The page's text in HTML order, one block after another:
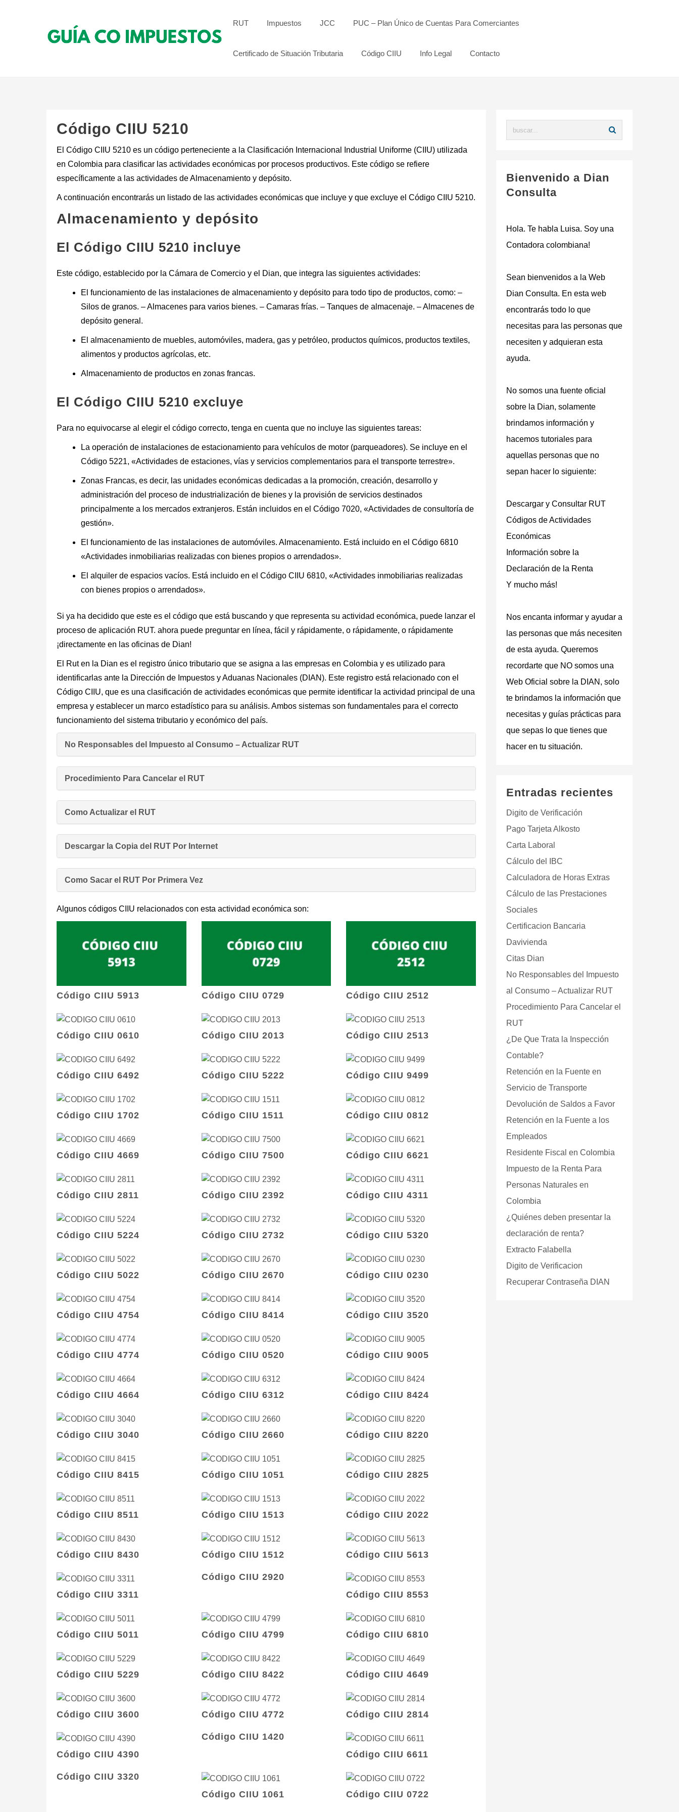
RUT Impuestos JCC PUC – Plan Único de Cuentas Para Comerciantes
Certificado de Situación Tributaria Código CIIU Info Legal Contacto
Código CIIU 5210
El Código CIIU 5210 es un código perteneciente a la Clasificación Internacional Industrial Uniforme (CIIU) utilizada
en Colombia para clasificar las actividades económicas por procesos productivos. Este código se refiere
específicamente a las actividades de Almacenamiento y depósito.
A continuación encontrarás un listado de las actividades económicas que incluye y que excluye el Código CIIU 5210.
Almacenamiento y depósito
El Código CIIU 5210 incluye
Este código, establecido por la Cámara de Comercio y el Dian, que integra las siguientes actividades:
El funcionamiento de las instalaciones de almacenamiento y depósito para todo tipo de productos, como: –
Silos de granos. – Almacenes para varios bienes. – Camaras frías. – Tanques de almacenaje. – Almacenes de
depósito general.
El almacenamiento de muebles, automóviles, madera, gas y petróleo, productos químicos, productos textiles,
alimentos y productos agrícolas, etc.
Almacenamiento de productos en zonas francas.
El Código CIIU 5210 excluye
Para no equivocarse al elegir el código correcto, tenga en cuenta que no incluye las siguientes tareas:
La operación de instalaciones de estacionamiento para vehículos de motor (parqueadores). Se incluye en el
Código 5221, «Actividades de estaciones, vías y servicios complementarios para el transporte terrestre».
Zonas Francas, es decir, las unidades económicas dedicadas a la promoción, creación, desarrollo y
administración del proceso de industrialización de bienes y la provisión de servicios destinados
principalmente a los mercados extranjeros. Están incluidos en el Código 7020, «Actividades de consultoría de
gestión».
El funcionamiento de las instalaciones de automóviles. Almacenamiento. Está incluido en el Código 6810
«Actividades inmobiliarias realizadas con bienes propios o arrendados».
El alquiler de espacios vacíos. Está incluido en el Código CIIU 6810, «Actividades inmobiliarias realizadas
con bienes propios o arrendados».
Si ya ha decidido que este es el código que está buscando y que representa su actividad económica, puede lanzar el
proceso de aplicación RUT. ahora puede preguntar en línea, fácil y rápidamente, o rápidamente, o rápidamente
¡directamente en las oficinas de Dian!
El Rut en la Dian es el registro único tributario que se asigna a las empresas en Colombia y es utilizado para
identificarlas ante la Dirección de Impuestos y Aduanas Nacionales (DIAN). Este registro está relacionado con el
Código CIIU, que es una clasificación de actividades económicas que permite identificar la actividad principal de una
empresa y establecer un marco estadístico para su análisis. Ambos sistemas son fundamentales para el correcto
funcionamiento del sistema tributario y económico del país.
No Responsables del Impuesto al Consumo – Actualizar RUT
Procedimiento Para Cancelar el RUT
Como Actualizar el RUT
Descargar la Copia del RUT Por Internet
Como Sacar el RUT Por Primera Vez
Algunos códigos CIIU relacionados con esta actividad económica son:
Código CIIU 5913 Código CIIU 0729 Código CIIU 2512
Código CIIU 0610 Código CIIU 2013 Código CIIU 2513
Código CIIU 6492 Código CIIU 5222 Código CIIU 9499
Código CIIU 1702 Código CIIU 1511 Código CIIU 0812
Código CIIU 4669 Código CIIU 7500 Código CIIU 6621
Código CIIU 2811 Código CIIU 2392 Código CIIU 4311
Código CIIU 5224 Código CIIU 2732 Código CIIU 5320
Código CIIU 5022 Código CIIU 2670 Código CIIU 0230
Código CIIU 4754 Código CIIU 8414 Código CIIU 3520
Código CIIU 4774 Código CIIU 0520 Código CIIU 9005
Código CIIU 4664 Código CIIU 6312 Código CIIU 8424
Código CIIU 3040 Código CIIU 2660 Código CIIU 8220
Código CIIU 8415 Código CIIU 1051 Código CIIU 2825
Código CIIU 8511 Código CIIU 1513 Código CIIU 2022
Código CIIU 8430 Código CIIU 1512 Código CIIU 5613
Código CIIU 3311
Código CIIU 2920
Código CIIU 8553
Código CIIU 5011 Código CIIU 4799 Código CIIU 6810
Código CIIU 5229 Código CIIU 8422 Código CIIU 4649
Código CIIU 3600 Código CIIU 4772 Código CIIU 2814
Código CIIU 4390
Código CIIU 1420
Código CIIU 6611
Código CIIU 3320
Código CIIU 1061
Código CIIU 0722
Bienvenido a Dian
Consulta
Hola. Te habla Luisa. Soy una
Contadora colombiana!
Sean bienvenidos a la Web
Dian Consulta. En esta web
encontrarás todo lo que
necesitas para las personas que
necesiten y adquieran esta
ayuda.
No somos una fuente oficial
sobre la Dian, solamente
brindamos información y
hacemos tutoriales para
aquellas personas que no
sepan hacer lo siguiente:
Descargar y Consultar RUT
Códigos de Actividades
Económicas
Información sobre la
Declaración de la Renta
Y mucho más!
Nos encanta informar y ayudar a
las personas que más necesiten
de esta ayuda. Queremos
recordarte que NO somos una
Web Oficial sobre la DIAN , solo
te brindamos la información que
necesitas y guías prácticas para
que sepas lo que tienes que
hacer en tu situación.
Entradas recientes
Digito de Verificación
Pago Tarjeta Alkosto
Carta Laboral
Cálculo del IBC
Calculadora de Horas Extras
Cálculo de las Prestaciones
Sociales
Certificacion Bancaria
Davivienda
Citas Dian
No Responsables del Impuesto
al Consumo – Actualizar RUT
Procedimiento Para Cancelar el
RUT
¿De Que Trata la Inspección
Contable?
Retención en la Fuente en
Servicio de Transporte
Devolución de Saldos a Favor
Retención en la Fuente a los
Empleados
Residente Fiscal en Colombia
Impuesto de la Renta Para
Personas Naturales en
Colombia
¿Quiénes deben presentar la
declaración de renta?
Extracto Falabella
Digito de Verificacion
Recuperar Contraseña DIAN